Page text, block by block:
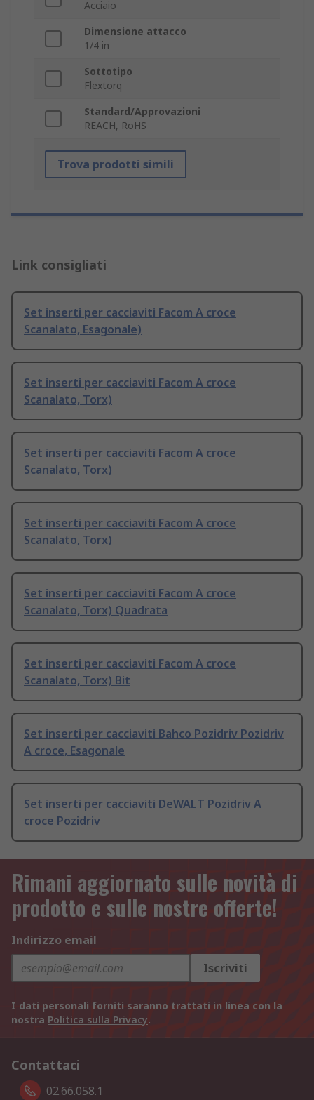
Acciaio
Dimensione attacco
1/4 in
Sottotipo
Flextorq
Standard/Approvazioni
REACH, RoHS
Trova prodotti simili
Link consigliati
Set inserti per cacciaviti Facom A croce
Scanalato, Esagonale)
Set inserti per cacciaviti Facom A croce
Scanalato, Torx)
Set inserti per cacciaviti Facom A croce
Scanalato, Torx)
Set inserti per cacciaviti Facom A croce
Scanalato, Torx)
Set inserti per cacciaviti Facom A croce
Scanalato, Torx) Quadrata
Set inserti per cacciaviti Facom A croce
Scanalato, Torx) Bit
Set inserti per cacciaviti Bahco Pozidriv Pozidriv
A croce, Esagonale
Set inserti per cacciaviti DeWALT Pozidriv A
croce Pozidriv
Rimani aggiornato sulle novità di
prodotto e sulle nostre offerte!
Indirizzo email
Iscriviti
I dati personali forniti saranno trattati in linea con la
nostra Politica sulla Privacy.
Contattaci
02.66.058.1